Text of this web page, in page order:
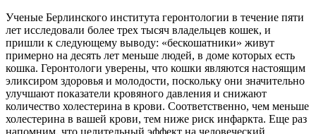
Ученые Берлинского института геронтологии в течение пяти
лет исследовали более трех тысяч владельцев кошек, и
пришли к следующему выводу: «бескошатники» живут
примерно на десять лет меньше людей, в доме которых есть
кошка. Геронтологи уверены, что кошки являются настоящим
эликсиром здоровья и молодости, поскольку они значительно
улучшают показатели кровяного давления и снижают
количество холестерина в крови. Соответственно, чем меньше
холестерина в вашей крови, тем ниже риск инфаркта. Еще раз
напомним, что целительный эффект на человеческий